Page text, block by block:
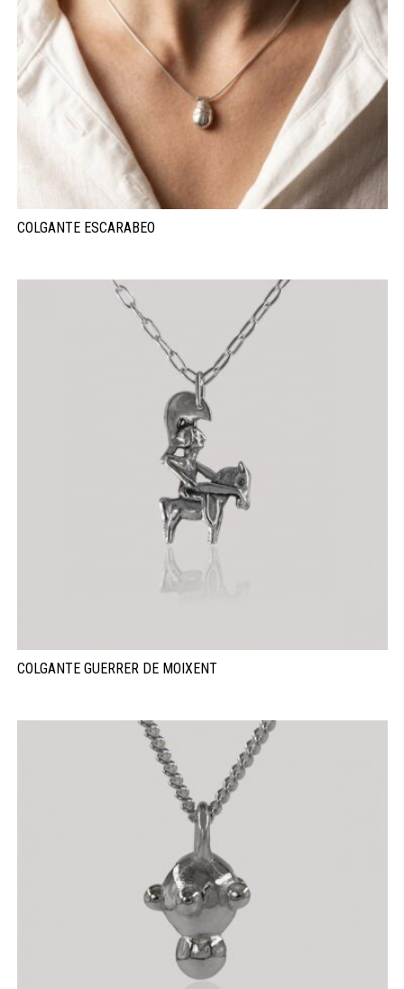
COLGANTE ESCARABEO
COLGANTE GUERRER DE MOIXENT